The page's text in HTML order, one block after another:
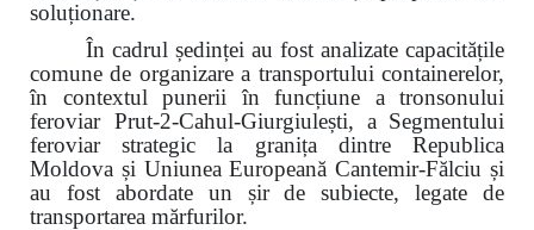
soluționare.
În cadrul ședinței au fost analizate capacitățile
comune de organizare a transportului containerelor,
în contextul punerii în funcțiune a tronsonului
feroviar Prut-2-Cahul-Giurgiulești, a Segmentului
feroviar strategic la granița dintre Republica
Moldova și Uniunea Europeană Cantemir-Fălciu și
au fost abordate un șir de subiecte, legate de
transportarea mărfurilor.